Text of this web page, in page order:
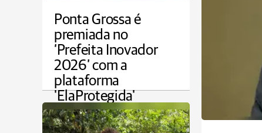
Ponta Grossa é
premiada no
‘Prefeita Inovador
2026’ com a
plataforma
'ElaProtegida'
VIVER BEM